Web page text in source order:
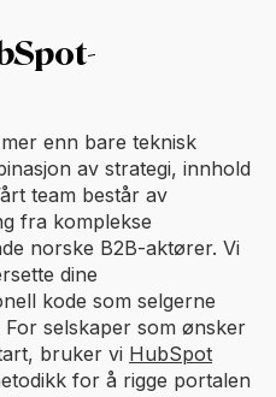
enn bare teknisk
av strategi, innhold
team består av
fra komplekse
norske B2B-aktører. Vi
dine
kode som selgerne
selskaper som ønsker
bruker vi HubSpot
for å rigge portalen